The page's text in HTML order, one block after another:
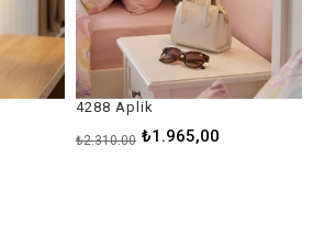
4288 Aplik
₺1.965,00
₺2.310,00